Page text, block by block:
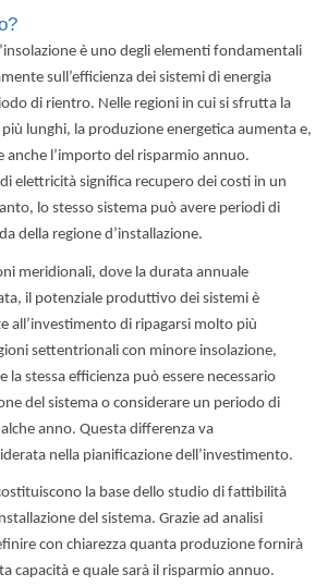
è uno degli elementi fondamentali
sull’efficienza dei sistemi di energia
di rientro. Nelle regioni in cui si sfrutta la
lunghi, la produzione energetica aumenta e,
anche l’importo del risparmio annuo.
elettricità significa recupero dei costi in un
lo stesso sistema può avere periodi di
della regione d’installazione.
meridionali, dove la durata annuale
il potenziale produttivo dei sistemi è
all’investimento di ripagarsi molto più
settentrionali con minore insolazione,
la stessa efficienza può essere necessario
del sistema o considerare un periodo di
anno. Questa differenza va
nella pianificazione dell’investimento.
la base dello studio di fattibilità
del sistema. Grazie ad analisi
con chiarezza quanta produzione fornirà
capacità e quale sarà il risparmio annuo.